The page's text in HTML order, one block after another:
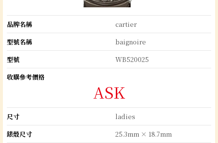
品牌名稱
cartier
型號名稱
baignoire
型號
WB520025
收購參考價格
ASK
尺寸
ladies
錶殼尺寸
25.3mm × 18.7mm